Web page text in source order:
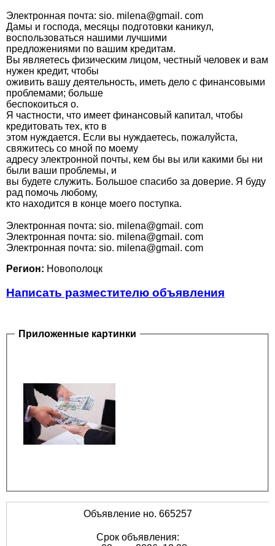
Электронная почта: sio. milena@gmail. com
Дамы и господа, месяцы подготовки каникул,
воспользоваться нашими лучшими
предложениями по вашим кредитам.
Вы являетесь физическим лицом, честный человек и вам
нужен кредит, чтобы
оживить вашу деятельность, иметь дело с финансовыми
проблемами; больше
беспокоиться о.
Я частности, что имеет финансовый капитал, чтобы
кредитовать тех, кто в
этом нуждается. Если вы нуждаетесь, пожалуйста,
свяжитесь со мной по моему
адресу электронной почты, кем бы вы или какими бы ни
были ваши проблемы, и
вы будете служить. Большое спасибо за доверие. Я буду
рад помочь любому,
кто находится в конце моего поступка.
Электронная почта: sio. milena@gmail. com
Электронная почта: sio. milena@gmail. com
Электронная почта: sio. milena@gmail. com
Регион: Новополоцк
Написать разместителю объявления
Приложенные картинки
Объявление но. 665257
Срок объявления: